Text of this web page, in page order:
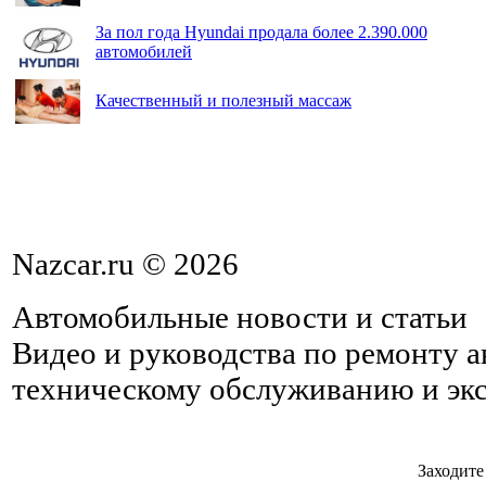
За пол года Hyundai продала более 2.390.000
автомобилей
Качественный и полезный массаж
Nazcar.ru © 2026
Автомобильные новости и статьи
Видео и руководства по ремонту
техническому обслуживанию и